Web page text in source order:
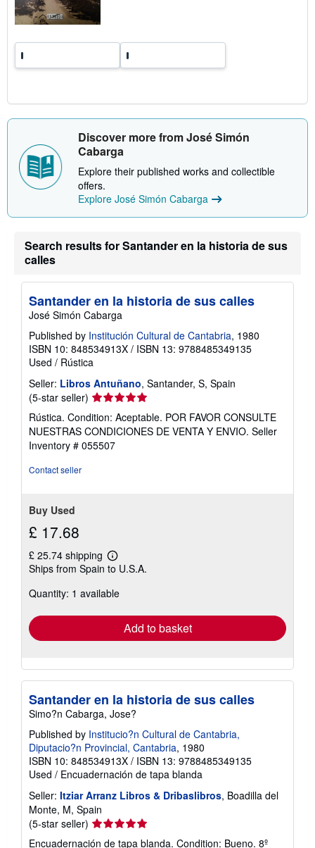
Discover more from José Simón
Cabarga
Explore their published works and collectible
offers.
Explore José Simón Cabarga
Search results for Santander en la historia de sus
calles
Santander en la historia de sus calles
José Simón Cabarga
Published by Institución Cultural de Cantabria, 1980
ISBN 10: 848534913X / ISBN 13: 9788485349135
Used / Rústica
Seller: Libros Antuñano, Santander, S, Spain
(5-star seller) Seller
rating
5
out
of
Rústica. Condition: Aceptable. POR FAVOR CONSULTE
NUESTRAS CONDICIONES DE VENTA Y ENVIO. Seller
Inventory # 055507
Contact seller
Buy Used
£ 17.68
£ 25.74 shipping
Learn
more
shipping
Ships from Spain to U.S.A.
Quantity: 1 available
Add to basket
Santander en la historia de sus calles
Simo?n Cabarga, Jose?
Published by Institucio?n Cultural de Cantabria,
Diputacio?n Provincial, Cantabria, 1980
ISBN 10: 848534913X / ISBN 13: 9788485349135
Used / Encuadernación de tapa blanda
Seller: Itziar Arranz Libros & Dribaslibros, Boadilla del
Monte, M, Spain
(5-star seller) Seller
rating
Encuadernación de tapa blanda. Condition: Bueno. 8º